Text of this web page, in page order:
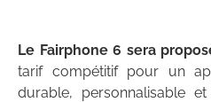
Le Fairphone 6 sera
tarif compétitif pour un
durable, personnalisable